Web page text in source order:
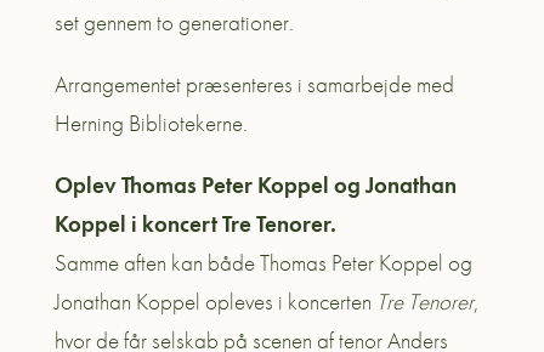
set gennem to generationer.
Arrangementet præsenteres i samarbejde med
Herning Bibliotekerne.
Oplev Thomas Peter Koppel og Jonathan
Koppel i koncert Tre Tenorer.
Samme aften kan både Thomas Peter Koppel og
Jonathan Koppel opleves i koncerten Tre Tenorer,
hvor de får selskab på scenen af tenor Anders